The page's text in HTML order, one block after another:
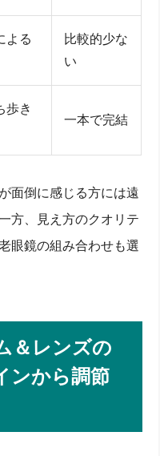
よる
比較的少な
い
歩き
一本で完結
面倒に感じる方には遠
方、見え方のクオリテ
眼鏡の組み合わせも選
＆レンズの
ンから調節